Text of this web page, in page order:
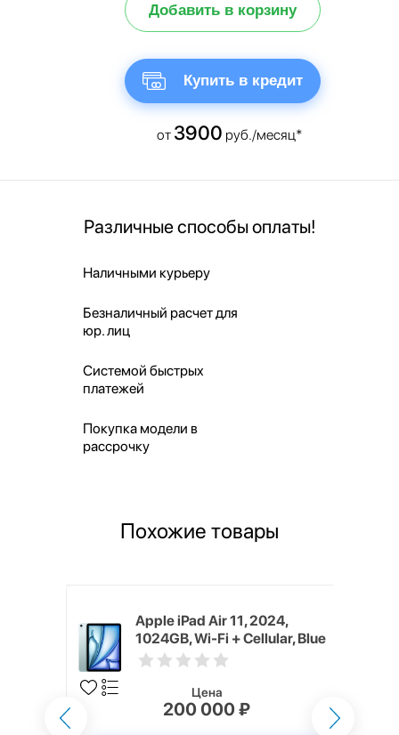
Добавить в корзину
Купить в кредит
от 3900 руб./месяц*
Различные способы оплаты!
Наличными курьеру
Безналичный расчет для
юр. лиц
Системой быстрых
платежей
Покупка модели в
рассрочку
Похожие товары
Apple iPad Air 11, 2024,
1024GB, Wi-Fi + Cellular, Blue
Цена
200 000 ₽